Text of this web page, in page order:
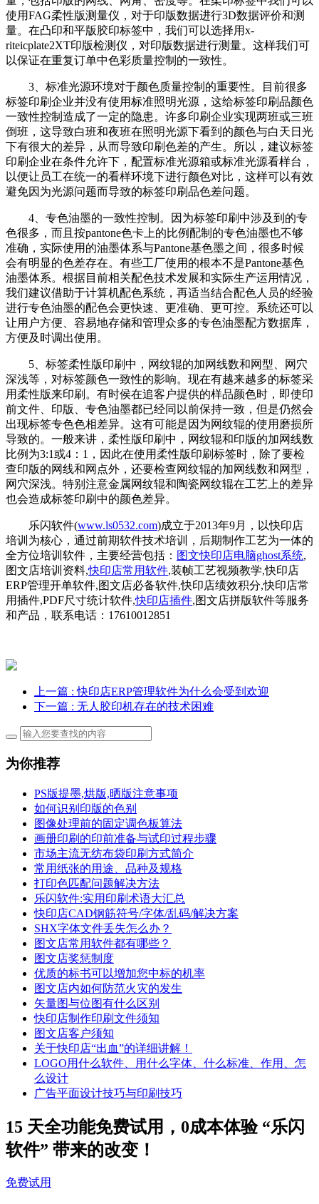
使用FAG柔性版测量仪，对于印版数据进行3D数据评价和测
量。在凸印和平版胶印标签中，我们可以选择用x-
riteicplate2XT印版检测仪，对印版数据进行测量。这样我们可
以保证在重复订单中色彩质量控制的一致性。
3、标准光源环境对于颜色质量控制的重要性。目前很多
标签印刷企业并没有使用标准照明光源，这给标签印刷品颜色
一致性控制造成了一定的隐患。许多印刷企业实现两班或三班
倒班，这导致白班和夜班在照明光源下看到的颜色与白天日光
下有很大的差异，从而导致印刷色差的产生。所以，建议标签
印刷企业在条件允许下，配置标准光源箱或标准光源看样台，
以便让员工在统一的看样环境下进行颜色对比，这样可以有效
避免因为光源问题而导致的标签印刷品色差问题。
4、专色油墨的一致性控制。因为标签印刷中涉及到的专
色很多，而且按pantone色卡上的比例配制的专色油墨也不够
准确，实际使用的油墨体系与Pantone基色墨之间，很多时候
会有明显的色差存在。有些工厂使用的根本不是Pantone基色
油墨体系。根据目前相关配色技术发展和实际生产运用情况，
我们建议借助于计算机配色系统，再适当结合配色人员的经验
进行专色油墨的配色会更快速、更准确、更可控。系统还可以
让用户方便、容易地存储和管理众多的专色油墨配方数据库，
方便及时调出使用。
5、标签柔性版印刷中，网纹辊的加网线数和网型、网穴
深浅等，对标签颜色一致性的影响。现在有越来越多的标签采
用柔性版来印刷。有时侯在追客户提供的样品颜色时，即使印
前文件、印版、专色油墨都已经同以前保持一致，但是仍然会
出现标签专色色相差异。这有可能是因为网纹辊的使用磨损所
导致的。一般来讲，柔性版印刷中，网纹辊和印版的加网线数
比例为3:1或4：1，因此在使用柔性版印刷标签时，除了要检
查印版的网线和网点外，还要检查网纹辊的加网线数和网型，
网穴深浅。特别注意金属网纹辊和陶瓷网纹辊在工艺上的差异
也会造成标签印刷中的颜色差异。
乐闪软件(www.ls0532.com)成立于2013年9月，以快印店
培训为核心，通过前期软件技术培训，后期制作工艺为一体的
全方位培训软件，主要经营包括： 图文快印店电脑ghost系统,
图文店培训资料,快印店常用软件,装帧工艺视频教学,快印店
ERP管理开单软件,图文店必备软件,快印店绩效积分,快印店常
用插件,PDF尺寸统计软件,快印店插件,图文店拼版软件等服务
和产品，联系电话：17610012851
上一篇 : 快印店ERP管理软件为什么会受到欢迎
下一篇 : 无人胶印机存在的技术困难
为你推荐
PS版提墨,烘版,晒版注意事项
如何识别印版的色别
图像处理前的固定调色板算法
画册印刷的印前准备与试印过程步骤
市场主流无纺布袋印刷方式简介
常用纸张的用途、品种及规格
打印色匹配问题解决方法
乐闪软件:实用印刷术语大汇总
快印店CAD钢筋符号/字体/乱码/解决方案
SHX字体文件丢失怎么办？
图文店常用软件都有哪些？
图文店奖惩制度
优质的标书可以增加您中标的机率
图文店内如何防范火灾的发生
矢量图与位图有什么区别
快印店制作印刷文件须知
图文店客户须知
关于快印店“出血”的详细讲解！
LOGO用什么软件、用什么字体、什么标准、作用、怎
么设计
广告平面设计技巧与印刷技巧
15 天全功能免费试用，0成本体验 “乐闪
软件” 带来的改变！
免费试用